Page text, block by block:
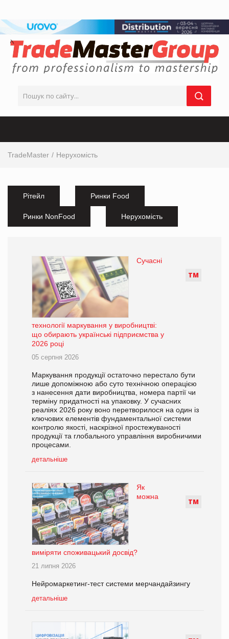
TradeMaster Нерухомість
Рітейл Ринки Food
Ринки NonFood Нерухомість
ТМ
Сучасні
технології маркування у виробництві:
що обирають українські підприємства у
2026 році
05 серпня 2026
Маркування продукції остаточно перестало бути
лише допоміжною або суто технічною операцією
з нанесення дати виробництва, номера партії чи
терміну придатності на упаковку. У сучасних
реаліях 2026 року воно перетворилося на один із
ключових елементів фундаментальної системи
контролю якості, наскрізної простежуваності
продукції та глобального управління виробничими
процесами.
детальніше
ТМ
Як
можна
виміряти споживацький досвід?
21 липня 2026
Нейромаркетинг-тест системи мерчандайзингу
детальніше